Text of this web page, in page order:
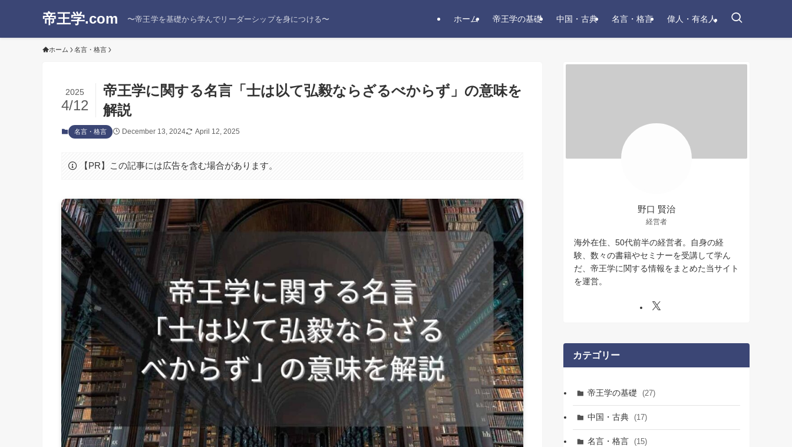
帝王学.com 〜帝王学を基礎から学んでリーダーシップを身につける〜 ホーム 帝王学の基礎 中国・古典 名言・格言 偉人・有名人
ホーム 名言・格言
帝王学に関する名言「士は以て弘毅ならざるべからず」の意味を
解説
2025
4/12
名言・格言 December 13, 2024 April 12, 2025
【PR】この記事には広告を含む場合があります。
野口 賢治
経営者
海外在住、50代前半の経営者。自身の経
験、数々の書籍やセミナーを受講して学ん
だ、帝王学に関する情報をまとめた当サイト
を運営。
カテゴリー
帝王学の基礎 (27)
中国・古典 (17)
名言・格言 (15)